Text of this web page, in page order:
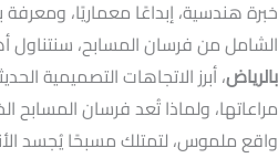
خبرة هندسية، إبداعًا معماريًا،
الشامل من فرسان المسابح، سنتناول
بالرياض، أبرز الاتجاهات التصميمية
مراعاتها، ولماذا تُعد فرسان المسابح
واقع ملموس، لتمتلك مسبحًا يُجسد